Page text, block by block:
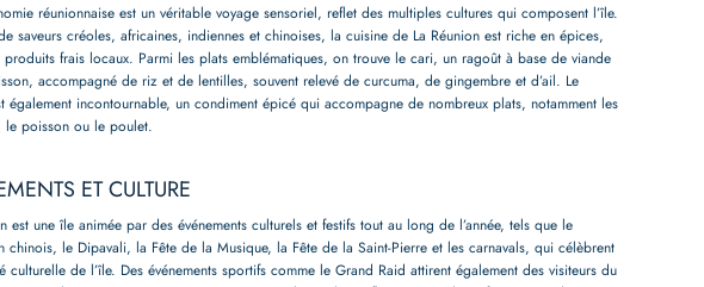
réunionnaise est un véritable voyage sensoriel, reflet des multiples cultures qui composent l’île.
saveurs créoles, africaines, indiennes et chinoises, la cuisine de La Réunion est riche en épices,
produits frais locaux. Parmi les plats emblématiques, on trouve le cari, un ragoût à base de viande
accompagné de riz et de lentilles, souvent relevé de curcuma, de gingembre et d’ail. Le
également incontournable, un condiment épicé qui accompagne de nombreux plats, notamment les
le poisson ou le poulet.
ET CULTURE
est une île animée par des événements culturels et festifs tout au long de l’année, tels que le
chinois, le Dipavali, la Fête de la Musique, la Fête de la Saint-Pierre et les carnavals, qui célèbrent
culturelle de l’île. Des événements sportifs comme le Grand Raid attirent également des visiteurs du